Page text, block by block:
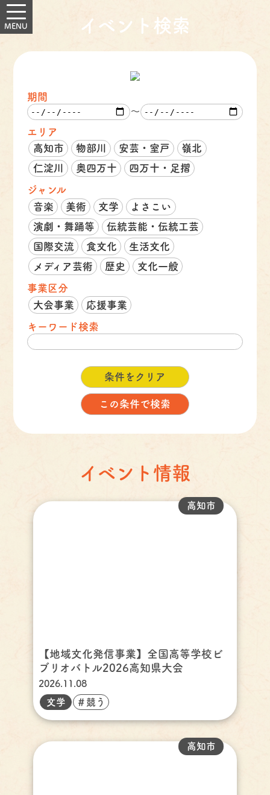
イベント検索
期間
～
エリア
高知市
物部川 安芸・室戸
嶺北
仁淀川
奥四万十 四万十・足摺
ジャンル
音楽
美術 文学
よさこい
演劇・舞踊等
伝統芸能・伝統工芸
国際交流
食文化
生活文化
メディア芸術
歴史 文化一般
事業区分
大会事業
応援事業
キーワード検索
イベント情報
【地域文化発信事業】全国高等学校ビ
ブリオバトル2026高知県大会
高知市
2026.11.08
文学
＃競う
高知市